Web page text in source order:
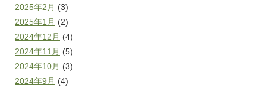
2025年2月 (3)
2025年1月 (2)
2024年12月 (4)
2024年11月 (5)
2024年10月 (3)
2024年9月 (4)